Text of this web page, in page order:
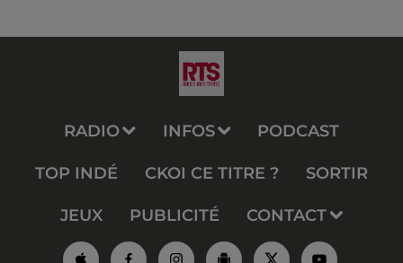
RADIO INFOS PODCAST
TOP INDÉ CKOI CE TITRE ? SORTIR
JEUX PUBLICITÉ CONTACT